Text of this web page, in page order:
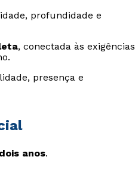
profundidade e
, conectada às exigências
presença e
dois anos.